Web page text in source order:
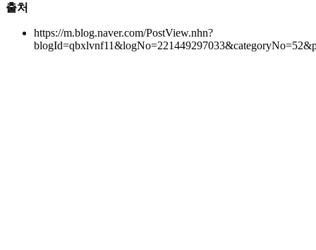
출처
https://m.blog.naver.com/PostView.nhn?